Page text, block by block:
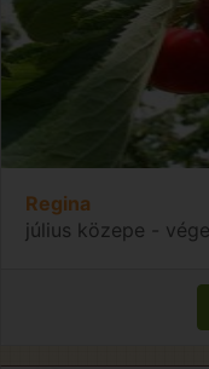
Regina
július közepe - vége